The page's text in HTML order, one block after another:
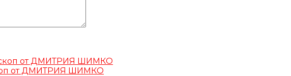
от ДМИТРИЯ ШИМКО
от ДМИТРИЯ ШИМКО